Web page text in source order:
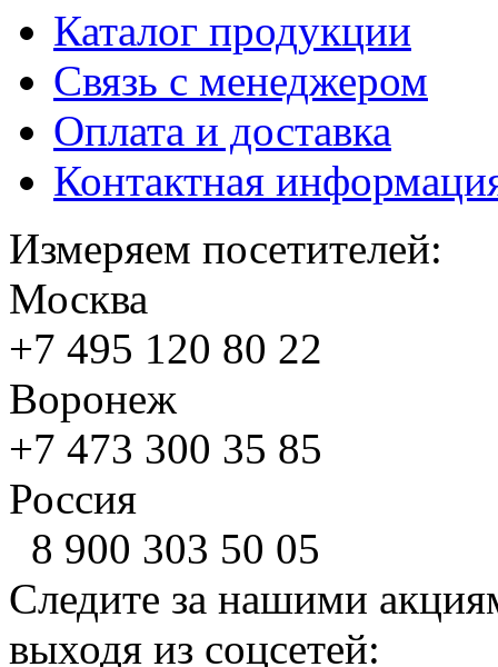
Каталог продукции
Связь с менеджером
Оплата и доставка
Контактная
Измеряем посетителей:
Москва
+7 495 120 80 22
Воронеж
+7 473 300 35 85
Россия
8 900 303 50 05
Следите за нашими
выходя из соцсетей: